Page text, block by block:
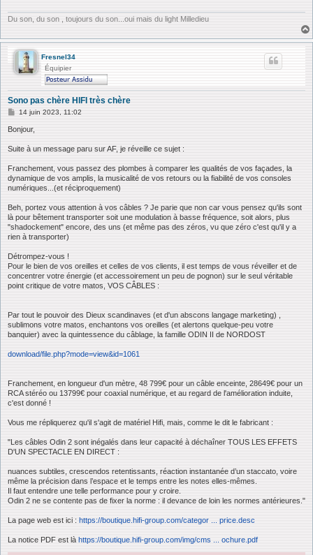
Du son, du son , toujours du son...oui mais du light Milledieu
Fresnel34
Équipier
Sono pas chère HIFI très chère
M
s
a
g
14 juin 2023, 11:02
Bonjour,
Suite à un message paru sur AF, je réveille ce sujet :
Franchement, vous passez des plombes à comparer les qualités de vos façades, la
dynamique de vos amplis, la musicalité de vos retours ou la fiabilité de vos consoles
numériques...(et réciproquement)
Beh, portez vous attention à vos câbles ? Je parie que non car vous pensez qu'ils sont
là pour bêtement transporter soit une modulation à basse fréquence, soit alors, plus
"shadockement" encore, des uns (et même pas des zéros, vu que zéro c'est qu'il y a
rien à transporter)
Détrompez-vous !
Pour le bien de vos oreilles et celles de vos clients, il est temps de vous réveiller et de
concentrer votre énergie (et accessoirement un peu de pognon) sur le seul véritable
point critique de votre matos, VOS CÂBLES :
Par tout le pouvoir des Dieux scandinaves (et d'un abscons langage marketing) ,
sublimons votre matos, enchantons vos oreilles (et alertons quelque-peu votre
banquier) avec la quintessence du câblage, la famille ODIN II de NORDOST
download/file.php?mode=view&id=1061
Franchement, en longueur d'un mètre, 48 799€ pour un câble enceinte, 28649€ pour un
RCA stéréo ou 13799€ pour coaxial numérique, et au regard de l'amélioration induite,
c'est donné !
Vous me répliquerez qu'il s'agit de matériel Hifi, mais, comme le dit le fabricant :
"Les câbles Odin 2 sont inégalés dans leur capacité à déchaîner TOUS LES EFFETS
D'UN SPECTACLE EN DIRECT :
nuances subtiles, crescendos retentissants, réaction instantanée d’un staccato, voire
même la précision dans l’espace et le temps entre les notes elles-mêmes.
Il faut entendre une telle performance pour y croire.
Odin 2 ne se contente pas de fixer la norme : il devance de loin les normes antérieures."
La page web est ici : https://boutique.hifi-group.com/categor ... price.desc
La notice PDF est là https://boutique.hifi-group.com/img/cms ... ochure.pdf